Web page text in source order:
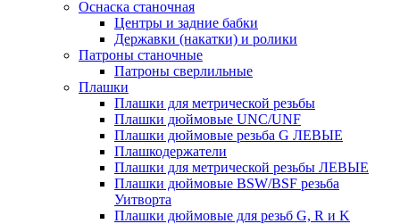
Оснаска станочная
Центры и задние бабки
Державки (накатки) и ролики
Патроны станочные
Патроны сверлильные
Плашки
Плашки для метрической резьбы
Плашки дюймовые UNC/UNF
Плашки дюймовые резьба G ЛЕВЫЕ
Плашкодержатели
Плашки для метрической резьбы ЛЕВЫЕ
Плашки дюймовые BSW/BSF резьба
Уитворта
Плашки дюймовые для резьб G, R и K